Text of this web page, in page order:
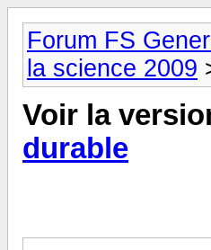
Forum FS
la science 2009
Voir la
durable